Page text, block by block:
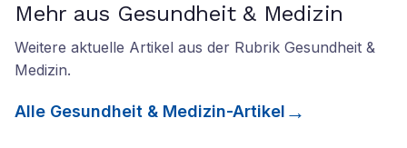
Mehr aus Gesundheit & Medizin
Weitere aktuelle Artikel aus der Rubrik Gesundheit &
Medizin.
Alle Gesundheit & Medizin-Artikel